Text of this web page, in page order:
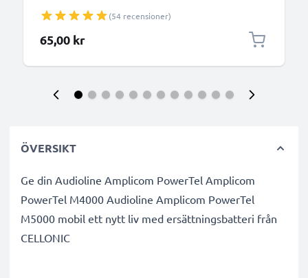
sladd
(54 recensioner)
65,00 kr
ÖVERSIKT
Ge din Audioline Amplicom PowerTel Amplicom
PowerTel M4000 Audioline Amplicom PowerTel
M5000 mobil ett nytt liv med ersättningsbatteri från
CELLONIC